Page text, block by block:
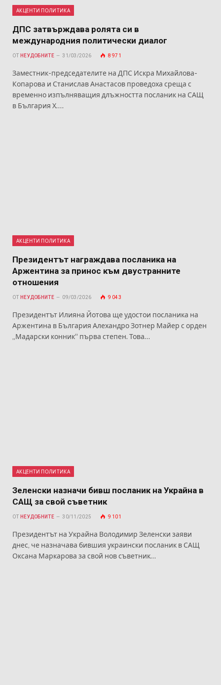
АКЦЕНТИ ПОЛИТИКА
ДПС затвърждава ролята си в
международния политически диалог
ОТ НЕУДОБНИТЕ 31/03/2026 8 971
Заместник-председателите на ДПС Искра Михайлова-
Копарова и Станислав Анастасов проведоха среща с
временно изпълняващия длъжността посланик на САЩ
в България Х.…
АКЦЕНТИ ПОЛИТИКА
Президентът награждава посланика на
Аржентина за принос към двустранните
отношения
ОТ НЕУДОБНИТЕ 09/03/2026 9 043
Президентът Илияна Йотова ще удостои посланика на
Аржентина в България Алехандро Зотнер Майер с орден
„Мадарски конник“ първа степен. Това…
АКЦЕНТИ ПОЛИТИКА
Зеленски назначи бивш посланик на Украйна в
САЩ за свой съветник
ОТ НЕУДОБНИТЕ 30/11/2025 9 101
Президентът на Украйна Володимир Зеленски заяви
днес, че назначава бившия украински посланик в САЩ
Оксана Маркарова за свой нов съветник…